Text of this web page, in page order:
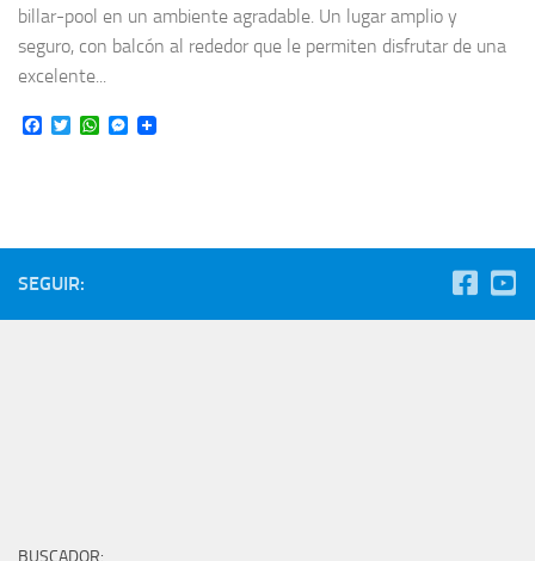
billar-pool en un ambiente agradable. Un lugar amplio y
seguro, con balcón al rededor que le permiten disfrutar de una
excelente...
Facebook
TwitterWhatsApp
Messenger
SEGUIR: